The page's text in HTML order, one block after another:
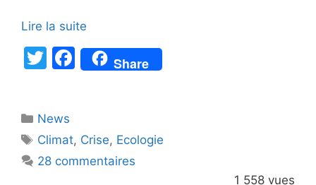
Lire la suite
T
er
F
a
b
o
Share
Catégories
News
Étiquettes
Climat, Crise, Ecologie
28 commentaires
1 558 vues